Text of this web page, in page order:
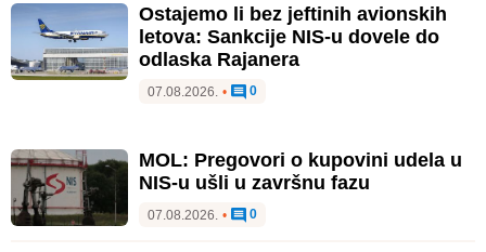
Ostajemo li bez jeftinih avionskih
letova: Sankcije NIS-u dovele do
odlaska Rajanera
07.08.2026. • 0
MOL: Pregovori o kupovini udela u
NIS-u ušli u završnu fazu
07.08.2026. • 0